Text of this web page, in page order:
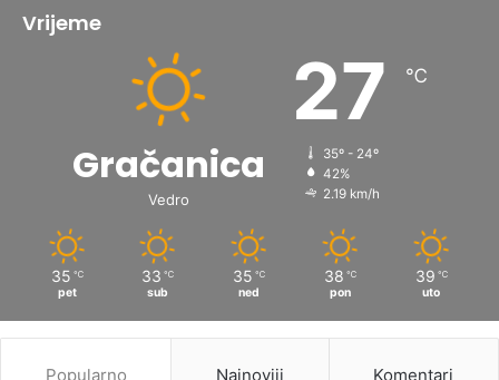
Vrijeme
Gračanica
Vedro
27 ℃
35º - 24º
42%
2.19 km/h
35 ℃
pet
33 ℃
sub
35 ℃
ned
38 ℃
pon
39 ℃
uto
Popularno Najnoviji Komentari